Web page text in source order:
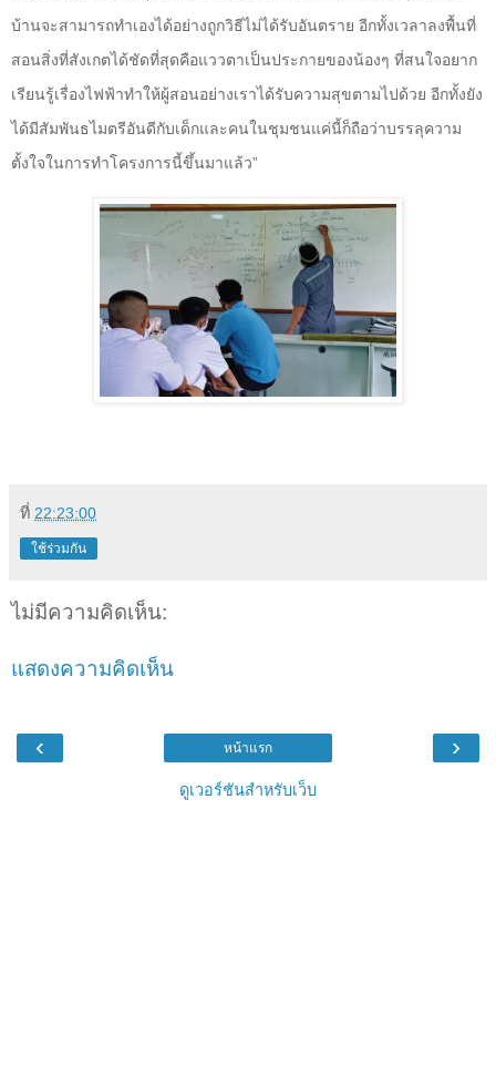
บ้านจะสามารถทำเองได้อย่างถูกวิธีไม่ได้รับอันตราย อีกทั้งเวลาลงพื้นที่
สอนสิ่งที่สังเกตได้ชัดที่สุดคือแววตาเป็นประกายของน้องๆ ที่สนใจอยาก
เรียนรู้เรื่องไฟฟ้าทำให้ผู้สอนอย่างเราได้รับความสุขตามไปด้วย อีกทั้งยัง
ได้มีสัมพันธไมตรีอันดีกับเด็กและคนในชุมชนแค่นี้ก็ถือว่าบรรลุความ
ตั้งใจในการทำโครงการนี้ขึ้นมาแล้ว”
ที่ 22:23:00
ใช้ร่วมกัน
ไม่มีความคิดเห็น:
แสดงความคิดเห็น
‹ ›
หน้าแรก
ดูเวอร์ชันสำหรับเว็บ